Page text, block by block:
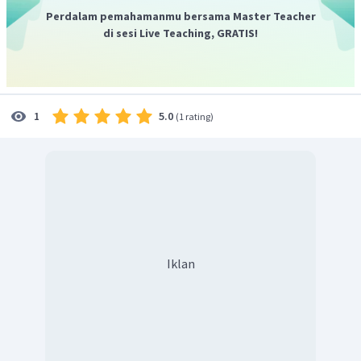
jika berikatan pada unsur logam yang disebut sebagai
senyawa hidrida.
Perdalam pemahamanmu bersama Master Teacher
di sesi Live Teaching, GRATIS!
1 5.0 (1 rating)
Iklan